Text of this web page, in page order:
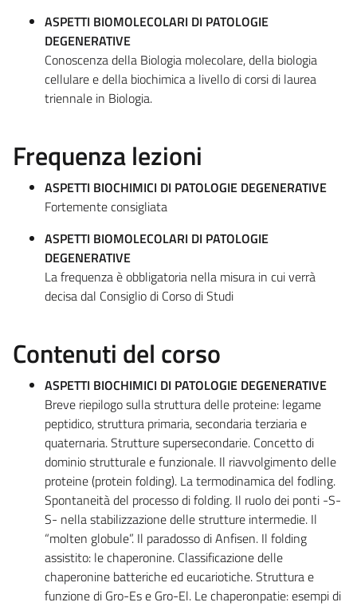
ASPETTI BIOMOLECOLARI DI PATOLOGIE
DEGENERATIVE
Conoscenza della Biologia molecolare, della biologia
cellulare e della biochimica a livello di corsi di laurea
triennale in Biologia.
Frequenza lezioni
ASPETTI BIOCHIMICI DI PATOLOGIE DEGENERATIVE
Fortemente consigliata
ASPETTI BIOMOLECOLARI DI PATOLOGIE
DEGENERATIVE
La frequenza è obbligatoria nella misura in cui verrà
decisa dal Consiglio di Corso di Studi
Contenuti del corso
ASPETTI BIOCHIMICI DI PATOLOGIE DEGENERATIVE
Breve riepilogo sulla struttura delle proteine: legame
peptidico, struttura primaria, secondaria terziaria e
quaternaria. Strutture supersecondarie. Concetto di
dominio strutturale e funzionale. Il riavvolgimento delle
proteine (protein folding). La termodinamica del fodling.
Spontaneità del processo di folding. Il ruolo dei ponti -S-
S- nella stabilizzazione delle strutture intermedie. Il
“molten globule”. Il paradosso di Anfisen. Il folding
assistito: le chaperonine. Classificazione delle
chaperonine batteriche ed eucariotiche. Struttura e
funzione di Gro-Es e Gro-El. Le chaperonpatie: esempi di